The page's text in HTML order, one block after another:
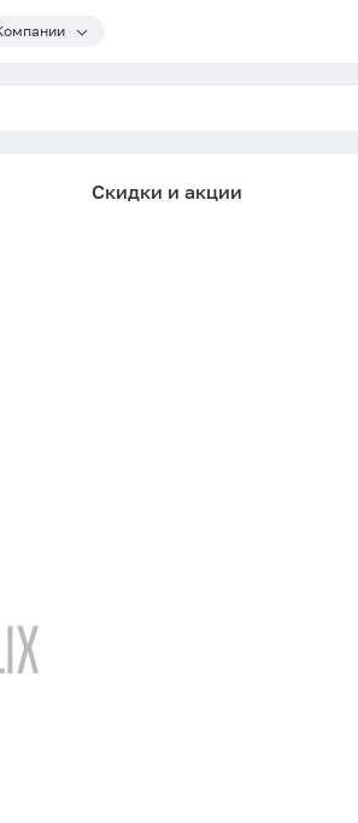
Скидки и акции